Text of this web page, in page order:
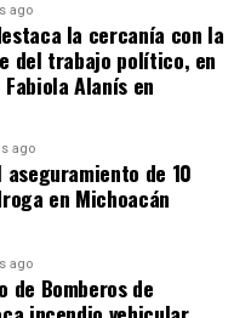
ago
la cercanía con la
del trabajo político, en
Alanís en
ago
aseguramiento de 10
en Michoacán
ago
de Bomberos de